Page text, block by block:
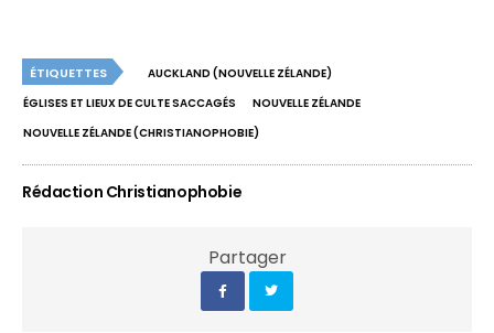
ÉTIQUETTES
AUCKLAND (NOUVELLE ZÉLANDE)
ÉGLISES ET LIEUX DE CULTE SACCAGÉS
NOUVELLE ZÉLANDE
NOUVELLE ZÉLANDE (CHRISTIANOPHOBIE)
Rédaction Christianophobie
Partager